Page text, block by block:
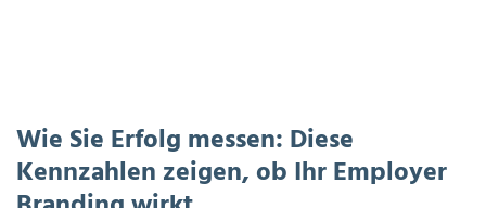
Wie Sie Erfolg messen: Diese
Kennzahlen zeigen, ob Ihr Employer